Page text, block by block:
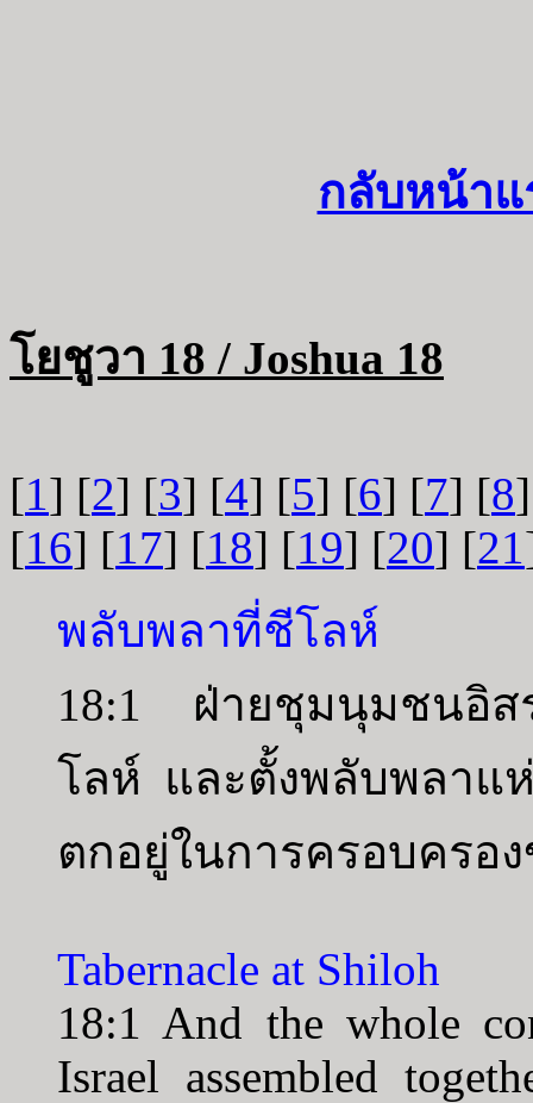
กลับหน้าแ
โยชูวา 18 / Joshua 18
[1] [2] [3] [4] [5] [6] [7] [8
[16] [17] [18] [19] [20] [21
พลับพลาที่ชีโลห์
18:1 ฝ่ายชุมนุมชนอิส
โลห์ และตั้งพลับพลา
ตกอยู่ในการครอบครอง
Tabernacle at Shiloh
18:1 And the whole
Israel assembled